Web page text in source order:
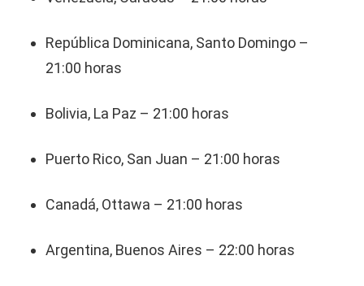
República Dominicana, Santo Domingo –
21:00 horas
Bolivia, La Paz – 21:00 horas
Puerto Rico, San Juan – 21:00 horas
Canadá, Ottawa – 21:00 horas
Argentina, Buenos Aires – 22:00 horas